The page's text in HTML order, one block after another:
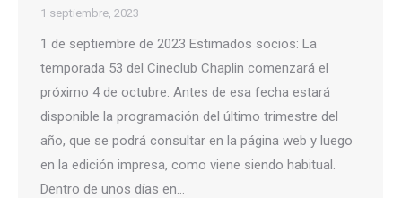
1 septiembre, 2023
1 de septiembre de 2023 Estimados socios: La
temporada 53 del Cineclub Chaplin comenzará el
próximo 4 de octubre. Antes de esa fecha estará
disponible la programación del último trimestre del
año, que se podrá consultar en la página web y luego
en la edición impresa, como viene siendo habitual.
Dentro de unos días en…